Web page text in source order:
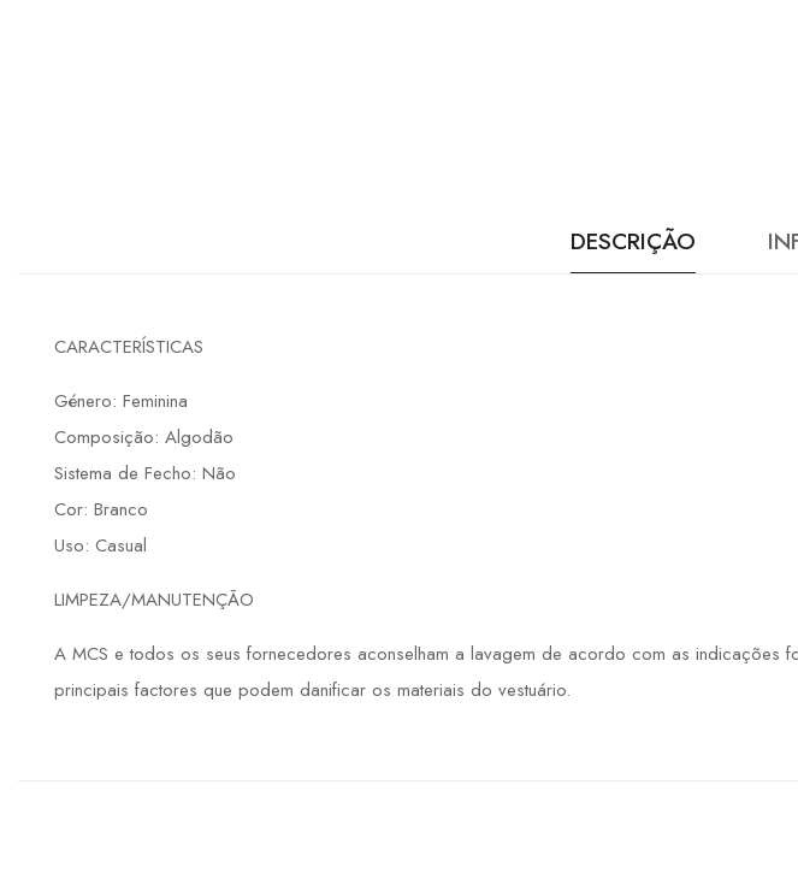
DESCRIÇÃO
CARACTERÍSTICAS
Género: Feminina
Composição: Algodão
Sistema de Fecho: Não
Cor: Branco
Uso: Casual
LIMPEZA/MANUTENÇÃO
A MCS e todos os seus fornecedores aconselham a lavagem de acordo com as
principais factores que podem danificar os materiais do vestuário.